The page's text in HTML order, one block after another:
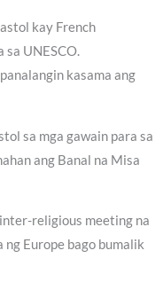
kay French
UNESCO.
kasama ang
sa mga gawain para sa
ang Banal na Misa
religious meeting na
Europe bago bumalik